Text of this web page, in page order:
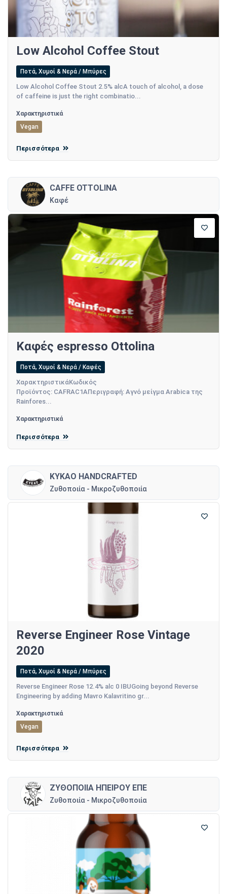
Low Alcohol Coffee Stout
Ποτά, Χυμοί & Νερά / Μπύρες
Low Alcohol Coffee Stout 2.5% alcA touch of alcohol, a dose
of caffeine is just the right combinatio...
Χαρακτηριστικά
Vegan
Περισσότερα
CAFFE OTTOLINA
Καφέ
Καφές espresso Ottolina
Ποτά, Χυμοί & Νερά / Καφές
ΧαρακτηριστικάΚωδικός
Προϊόντος: CAFRAC1AΠεριγραφή: Αγνό μείγμα Arabica της
Rainfores...
Χαρακτηριστικά
Περισσότερα
KYKAO HANDCRAFTED
Ζυθοποιία - Μικροζυθοποιία
Reverse Engineer Rose Vintage
2020
Ποτά, Χυμοί & Νερά / Μπύρες
Reverse Engineer Rose 12.4% alc 0 IBUGoing beyond Reverse
Engineering by adding Mavro Kalavritino gr...
Χαρακτηριστικά
Vegan
Περισσότερα
ΖΥΘΟΠΟΙΙΑ ΗΠΕΙΡΟΥ ΕΠΕ
Ζυθοποιία - Μικροζυθοποιία